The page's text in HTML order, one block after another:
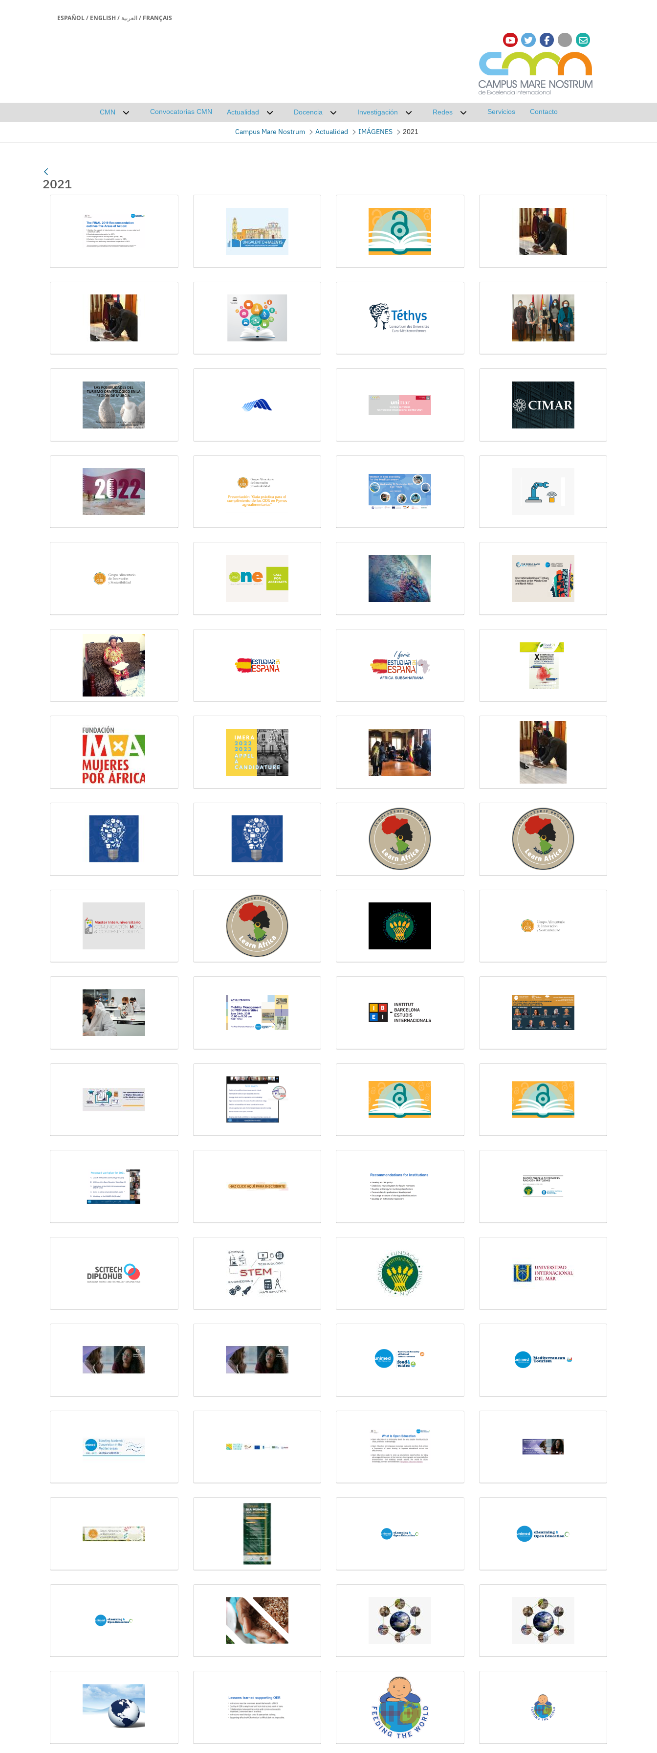
ESPAÑOL/ ENGLISH / العربية/ FRANÇAIS
CMN
Desplegar submenú de CMN
Convocatorias CMN
Actualidad
Desplegar submenú de Actualidad
Docencia
Desplegar submenú de Docencia
Investigación
Desplegar submenú de Investigación
Redes
Desplegar submenú de Redes
Servicios Contacto
Campus Mare Nostrum Actualidad IMÁGENES 2021
2021